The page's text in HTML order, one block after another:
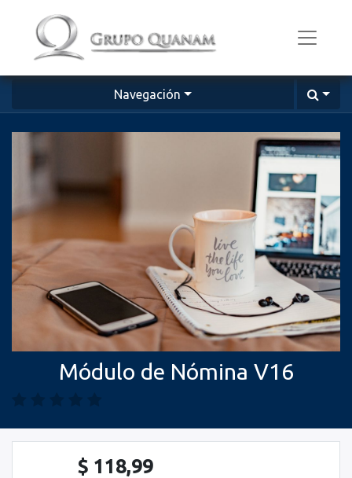
Navegación
Módulo de Nómina V16
$ 118,99